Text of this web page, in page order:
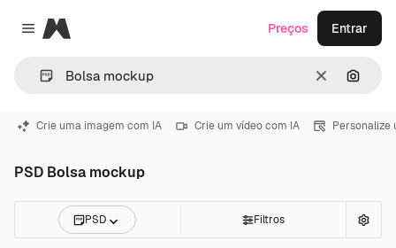
Close menu
Magnific
Limpar
Preços Entrar
Crie uma imagem com IA Crie um vídeo com IA Personalize
PSD Bolsa mockup
PSD Filtros